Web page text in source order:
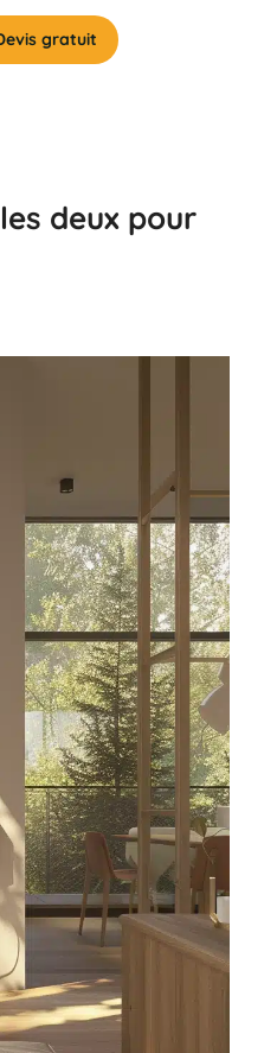
gratuit
deux pour